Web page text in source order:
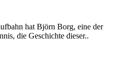
hat Björn Borg, eine der
die Geschichte dieser..